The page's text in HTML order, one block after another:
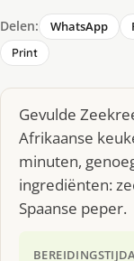
Delen: WhatsApp
Print
Gevulde
Afrikaanse
minuten,
ingrediënten:
Spaanse peper.
BEREIDINGSTIJD